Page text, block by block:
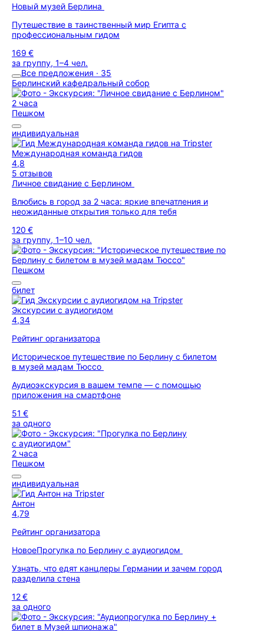
Новый музей Берлина
Путешествие в таинственный мир Египта с
профессиональным гидом
169 €
за группу, 1–4 чел.
Все предложения · 35
Берлинский кафедральный собор
2 часа
Пешком
индивидуальная
Международная команда гидов
4,8
5 отзывов
Личное свидание с Берлином
Влюбись в город за 2 часа: яркие впечатления и
неожиданные открытия только для тебя
120 €
за группу, 1–10 чел.
Пешком
билет
Экскурсии с аудиогидом
4,34
Рейтинг организатора
Историческое путешествие по Берлину с билетом
в музей мадам Тюссо
Аудиоэкскурсия в вашем темпе — с помощью
приложения на смартфоне
51 €
за одного
2 часа
Пешком
индивидуальная
Антон
4,79
Рейтинг организатора
НовоеПрогулка по Берлину с аудиогидом
Узнать, что едят канцлеры Германии и зачем город
разделила стена
12 €
за одного